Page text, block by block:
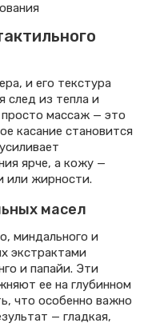
и его текстура
след из тепла и
массаж — это
касание становится
ярче, а кожу —
или жирности.
масел
миндального и
экстрактами
и папайи. Эти
ее на глубинном
что особенно важно
— гладкая,